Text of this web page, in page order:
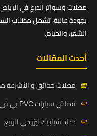
مظلات وسواتر الدرع في
بجودة عالية، تشمل مظلات
الشعر، والخيام.
أحدث المقالات
📅 مظلات حدائق و الأشرعة
📅 قماش سيارات PVC بي في سي كوري حي طويق
📅 حداد شبابيك ليزر حي الربيع